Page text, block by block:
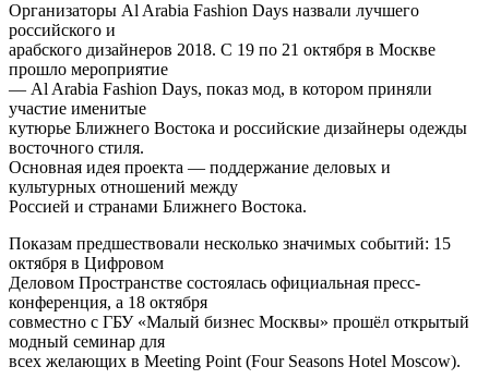
Организаторы Al Arabia Fashion Days назвали лучшего
российского и
арабского дизайнеров 2018. С 19 по 21 октября в Москве
прошло мероприятие
— Al Arabia Fashion Days, показ мод, в котором приняли
участие именитые
кутюрье Ближнего Востока и российские дизайнеры одежды
восточного стиля.
Основная идея проекта — поддержание деловых и
культурных отношений между
Россией и странами Ближнего Востока.
Показам предшествовали несколько значимых событий: 15
октября в Цифровом
Деловом Пространстве состоялась официальная пресс-
конференция, а 18 октября
совместно с ГБУ «Малый бизнес Москвы» прошёл открытый
модный семинар для
всех желающих в Meeting Point (Four Seasons Hotel Moscow).